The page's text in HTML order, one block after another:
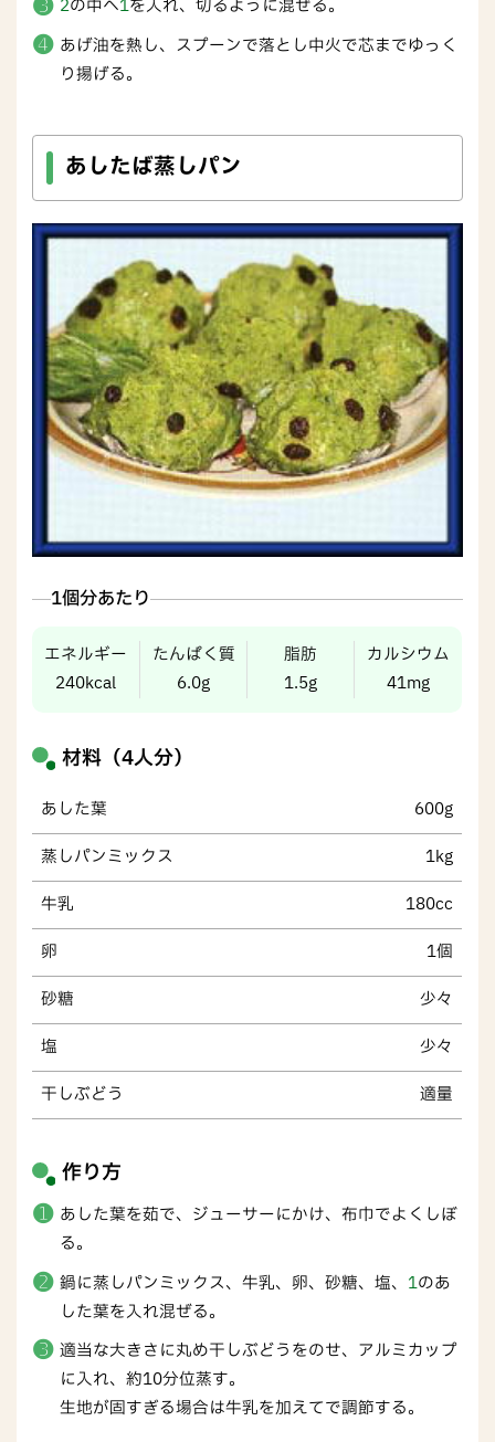
2の中へ1を入れ、切るように混ぜる。
あげ油を熱し、スプーンで落とし中火で芯までゆっく
り揚げる。
あしたば蒸しパン
1個分あたり
エネルギー
240kcal
たんぱく質
6.0g
脂肪
1.5g
カルシウム
41mg
材料（4人分）
あした葉 600g
蒸しパンミックス 1kg
牛乳 180cc
卵 1個
砂糖 少々
塩 少々
干しぶどう 適量
作り方
あした葉を茹で、ジューサーにかけ、布巾でよくしぼ
る。
鍋に蒸しパンミックス、牛乳、卵、砂糖、塩、 1のあ
した葉を入れ混ぜる。
適当な大きさに丸め干しぶどうをのせ、アルミカップ
に入れ、約10分位蒸す。
生地が固すぎる場合は牛乳を加えてで調節する。